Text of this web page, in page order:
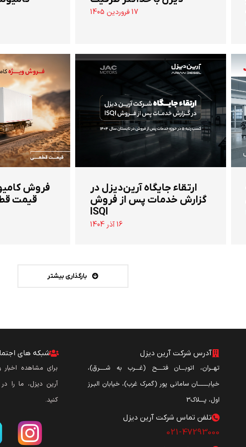
17 فروردین 1405
ارتقاء جایگاه آرین‌دیزل در
گزارش خدمات پس از فروش
ISQI
16 آذر 1404
قیمت
بارگذاری بیشتر
آدرس شرکت آرین دیزل
تهــران، اتوبـــان فتــــح (غـــرب به شــــرق)،
خیابـــــــان سامانی پور (گمرک غرب)، خیابان البـرز
اول، پـــلاک3
تلفن تماس شرکت آرین دیزل​
021-47293000
شبکه های
برای مشاهده
آرین دیزل، ما را
کنید.